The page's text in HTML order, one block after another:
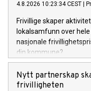
4.8.2026 10:23:34 CEST
Frivillige skaper
lokalsamfunn over
nasjonale
din kommune?
Nytt partnerskap
frivilligheten